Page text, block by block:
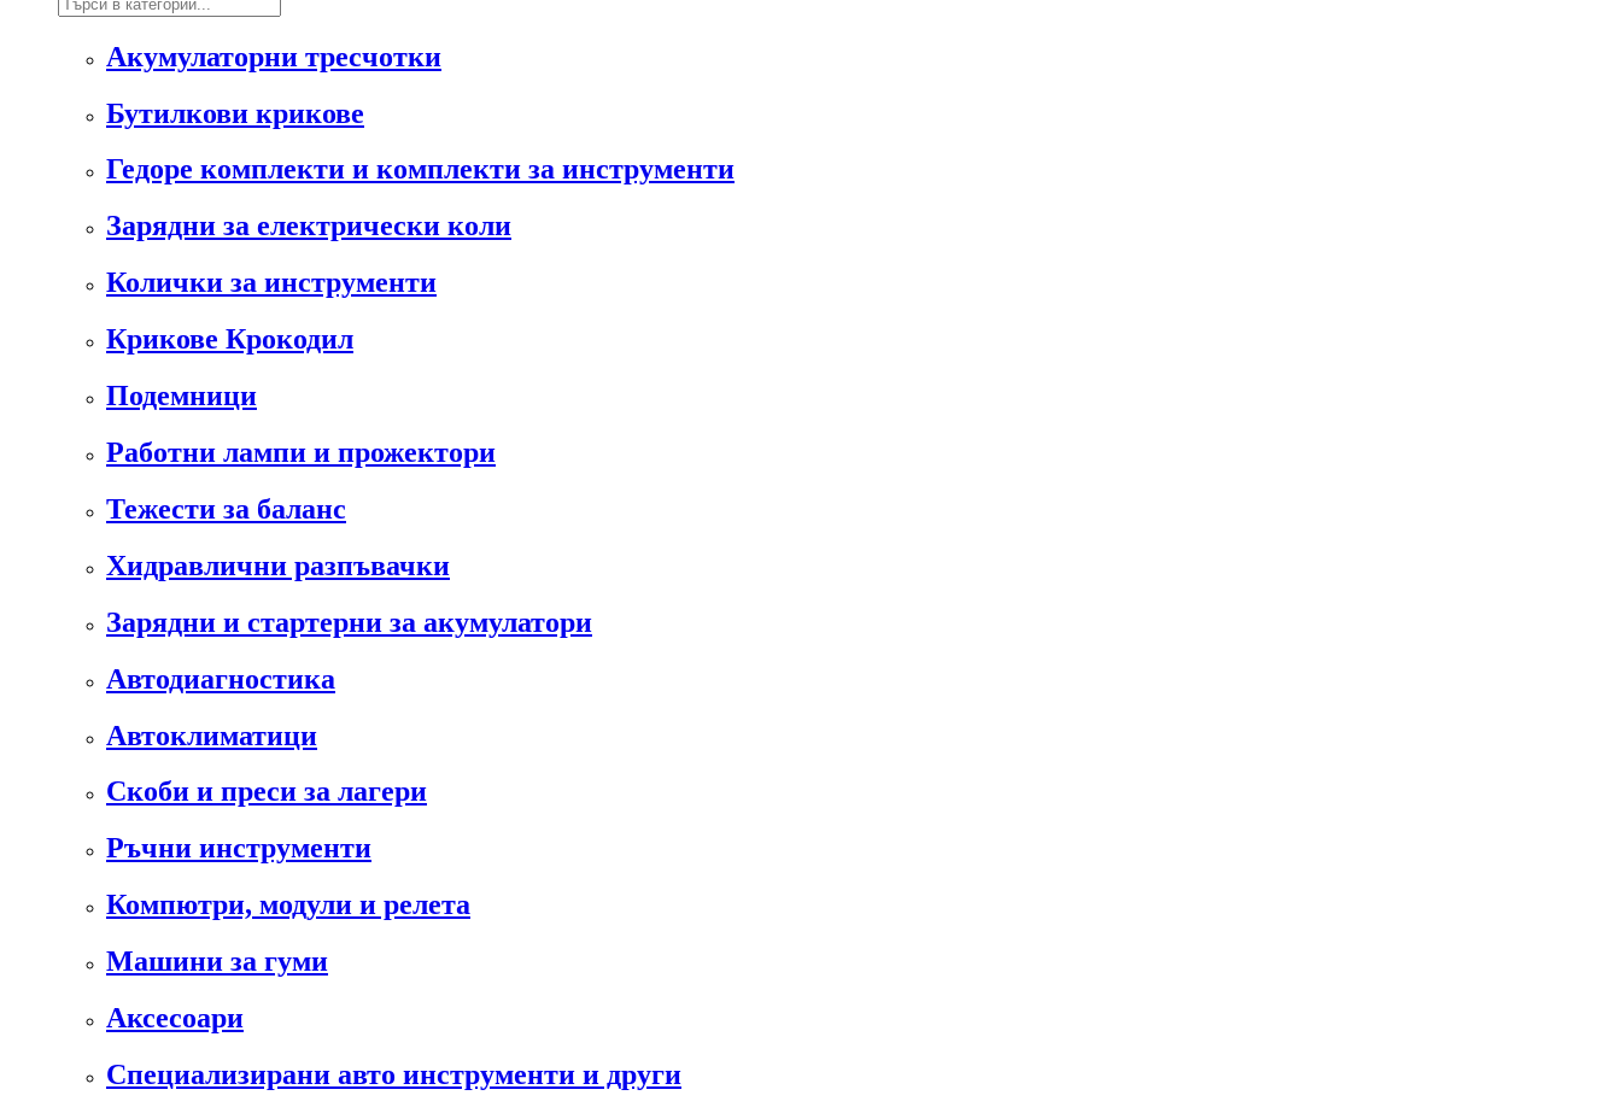
Акумулаторни тресчотки
Бутилкови крикове
Гедоре комплекти и комплекти за инструменти
Зарядни за електрически коли
Колички за инструменти
Крикове Крокодил
Подемници
Работни лампи и прожектори
Тежести за баланс
Хидравлични разпъвачки
Зарядни и стартерни за акумулатори
Автодиагностика
Автоклиматици
Скоби и преси за лагери
Ръчни инструменти
Компютри, модули и релета
Машини за гуми
Аксесоари
Специализирани авто инструменти и други